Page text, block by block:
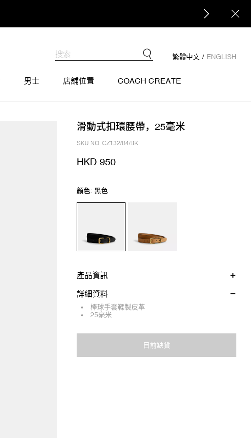
繁體中文 / ENGLISH
男士 店舖位置 COACH CREATE
滑動式扣環腰帶，25毫米
SKU NO: CZ132/B4/BK
HKD 950
顏色: 黑色
產品資訊
詳細資料
棒球手套鞣製皮革
25毫米
目前缺貨